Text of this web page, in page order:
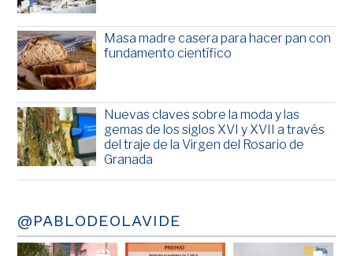
Masa madre casera para hacer pan con
fundamento científico
Nuevas claves sobre la moda y las
gemas de los siglos XVI y XVII a través
del traje de la Virgen del Rosario de
Granada
@PABLODEOLAVIDE